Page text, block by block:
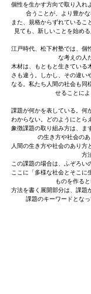
個性を生かす方向で取り入れ
合うことが、より豊か
また、規格からずれているこ
見ても、新しいことを始め
江戸時代、松下村塾では、個
な考えの人
木材は、もともと生きている
さも違う。しかし、その違い
なる。私たち人間の社会も同
せることに
課題が何かを表している。何
わからない。どのようにとら
象徴課題の取り組み方は、ま
の生き方や社会の
人間の生き方や社会のあり方
方
この課題の場合は、ふぞろい
ここに「多様な社会とそこに
ものを作る
方法を書く展開部分は、課題
課題のキーワードとな